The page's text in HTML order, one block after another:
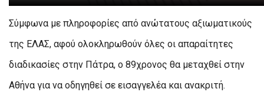
Σύμφωνα με πληροφορίες από ανώτατους αξιωματικούς
της ΕΛΑΣ, αφού ολοκληρωθούν όλες οι απαραίτητες
διαδικασίες στην Πάτρα, ο 89χρονος θα μεταχθεί στην
Αθήνα για να οδηγηθεί σε εισαγγελέα και ανακριτή.